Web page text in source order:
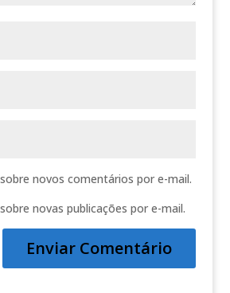
novos comentários por e-mail.
novas publicações por e-mail.